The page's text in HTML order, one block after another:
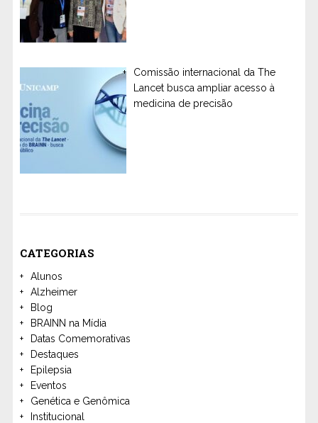
Comissão internacional da The
Lancet busca ampliar acesso à
medicina de precisão
CATEGORIAS
Alunos
Alzheimer
Blog
BRAINN na Mídia
Datas Comemorativas
Destaques
Epilepsia
Eventos
Genética e Genômica
Institucional